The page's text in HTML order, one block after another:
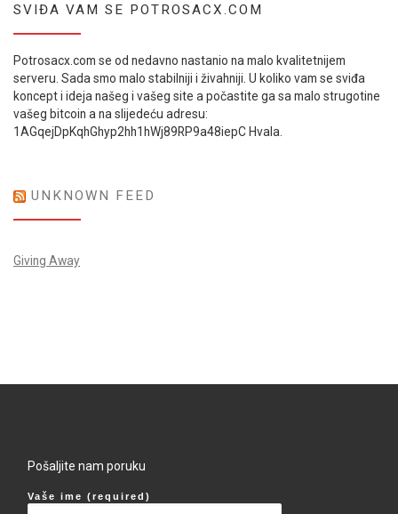
SVIĐA VAM SE POTROSACX.COM
Potrosacx.com se od nedavno nastanio na malo kvalitetnijem
serveru. Sada smo malo stabilniji i živahniji. U koliko vam se sviđa
koncept i ideja našeg i vašeg site a počastite ga sa malo strugotine
vašeg bitcoin a na slijedeću adresu:
1AGqejDpKqhGhyp2hh1hWj89RP9a48iepC Hvala.
UNKNOWN FEED
Giving Away
Pošaljite nam poruku
Vaše ime (required)